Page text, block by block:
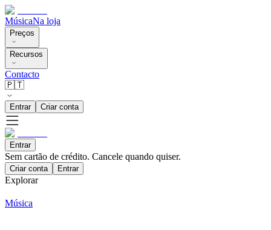
MúsicaNa loja
Preços
Recursos
Contacto
🇵🇹
Entrar Criar conta
Entrar
Sem cartão de crédito. Cancele quando quiser.
Criar conta Entrar
Explorar
Música